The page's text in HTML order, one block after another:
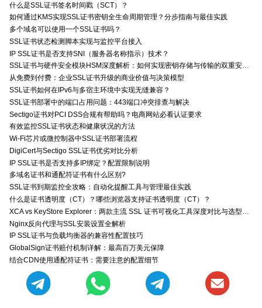
什么是SSL证书签名时间戳（SCT）？
如何通过KMS实现SSL证书密钥全生命周期管理？分步指南与最佳实践
多个域名可以使用一个SSL证书吗？
SSL证书状态检测脚本实现与监控平台接入
IP SSL证书是否支持SNI（服务器名称指示）技术？
SSL证书与硬件安全模块HSM深度解析：如何实现密钥存储与传输的双重安全防护？
从免费到付费：企业SSL证书升级的商业价值与决策模型
SSL证书如何在IPv6与多宿主环境中实现无缝兼容？
SSL证书部署中的端口占用问题：443端口冲突排查与解决
Sectigo证书对PCI DSS合规有帮助吗？电商网站必看认证要求
有效监控SSL证书状态和健康状况的方法
Wi-Fi芯片或微控制器中SSL证书部署流程
DigiCert与Sectigo SSL证书优劣对比分析
IP SSL证书是否支持多IP绑定？配置限制说明
多域名证书和通配符证书有什么区别?
SSL证书到期监控全攻略：自动化提醒工具与管理最佳实践
什么是证书透明度（CT）？哪些浏览器支持证书透明度（CT）？
XCA vs KeyStore Explorer：两款主流 SSL 证书可视化工具深度对比与选型指南
Nginx反向代理与SSL安装设置全解析
IP SSL证书与负载均衡器的兼容性配置技巧
GlobalSign证书赔付机制详解：最高百万美元保障
结合CDN使用通配符证书：需要注意的配置细节
了解IP SSL证书与零信任安全架构的关系
IP SSL证书与HSTS策略的联合安全加固方案
数字证书是什么？跟SSL证书有什么区别？